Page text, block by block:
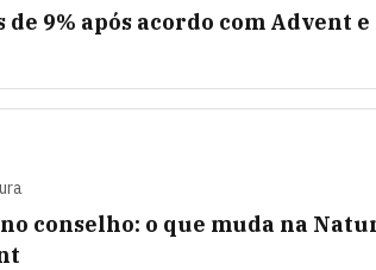
9% após acordo com Advent
conselho: o que muda na